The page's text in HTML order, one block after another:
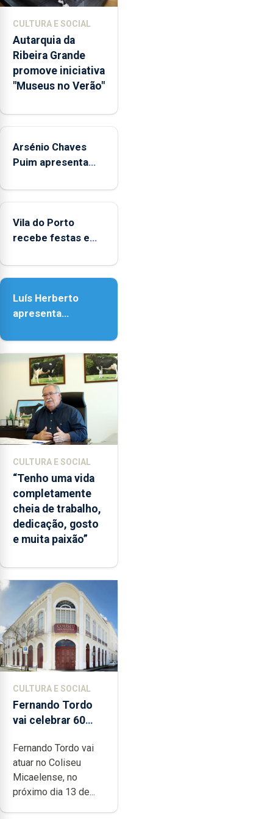
integrados
na
Rede
Municipal
de
aos
durante
o
de
entre
as
e
as
18h00.
CULTURA E SOCIAL
Autarquia da
Ribeira Grande
promove iniciativa
"Museus no Verão"
Arsénio Chaves
Puim apresenta
de Vila do Porto
Vila do Porto
recebe festas em
Senhora da
Luís Herberto
apresenta
Paisagem’
CULTURA E SOCIAL
“Tenho uma vida
completamente
cheia de trabalho,
dedicação, gosto
e muita paixão”
CULTURA E SOCIAL
Fernando Tordo
vai celebrar 60
no Coliseu
Micaelense
Fernando Tordo vai
atuar no Coliseu
Micaelense, no
próximo dia 13 de...